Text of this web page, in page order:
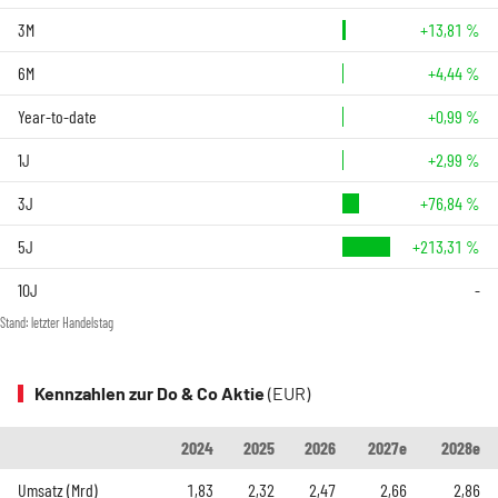
3M +13,81 %
6M +4,44 %
Year-to-date +0,99 %
1J +2,99 %
3J +76,84 %
5J +213,31 %
10J -
Stand: letzter Handelstag
Kennzahlen zur Do & Co Aktie(EUR)
2024 2025 2026 2027e
2028e
Umsatz (Mrd)
1,83 2,32 2,47 2,66 2,86